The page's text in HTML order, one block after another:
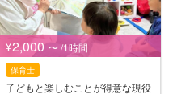
¥2,000 〜 /1時間
保育士
子どもと楽しむことが得意な現役